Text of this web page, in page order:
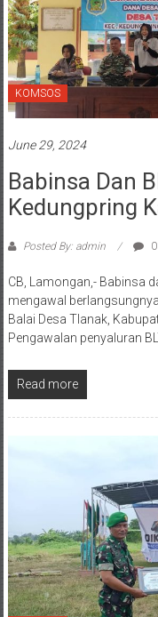
KOMSOS
June 29, 2024
Babinsa Dan
Kedungpring
Posted By: admin
CB, Lamongan,- Babinsa
mengawal
Balai Desa Tlanak,
Pengawalan penyaluran
Read more